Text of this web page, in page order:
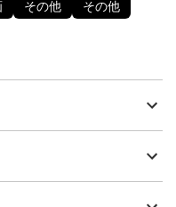
その他
その他